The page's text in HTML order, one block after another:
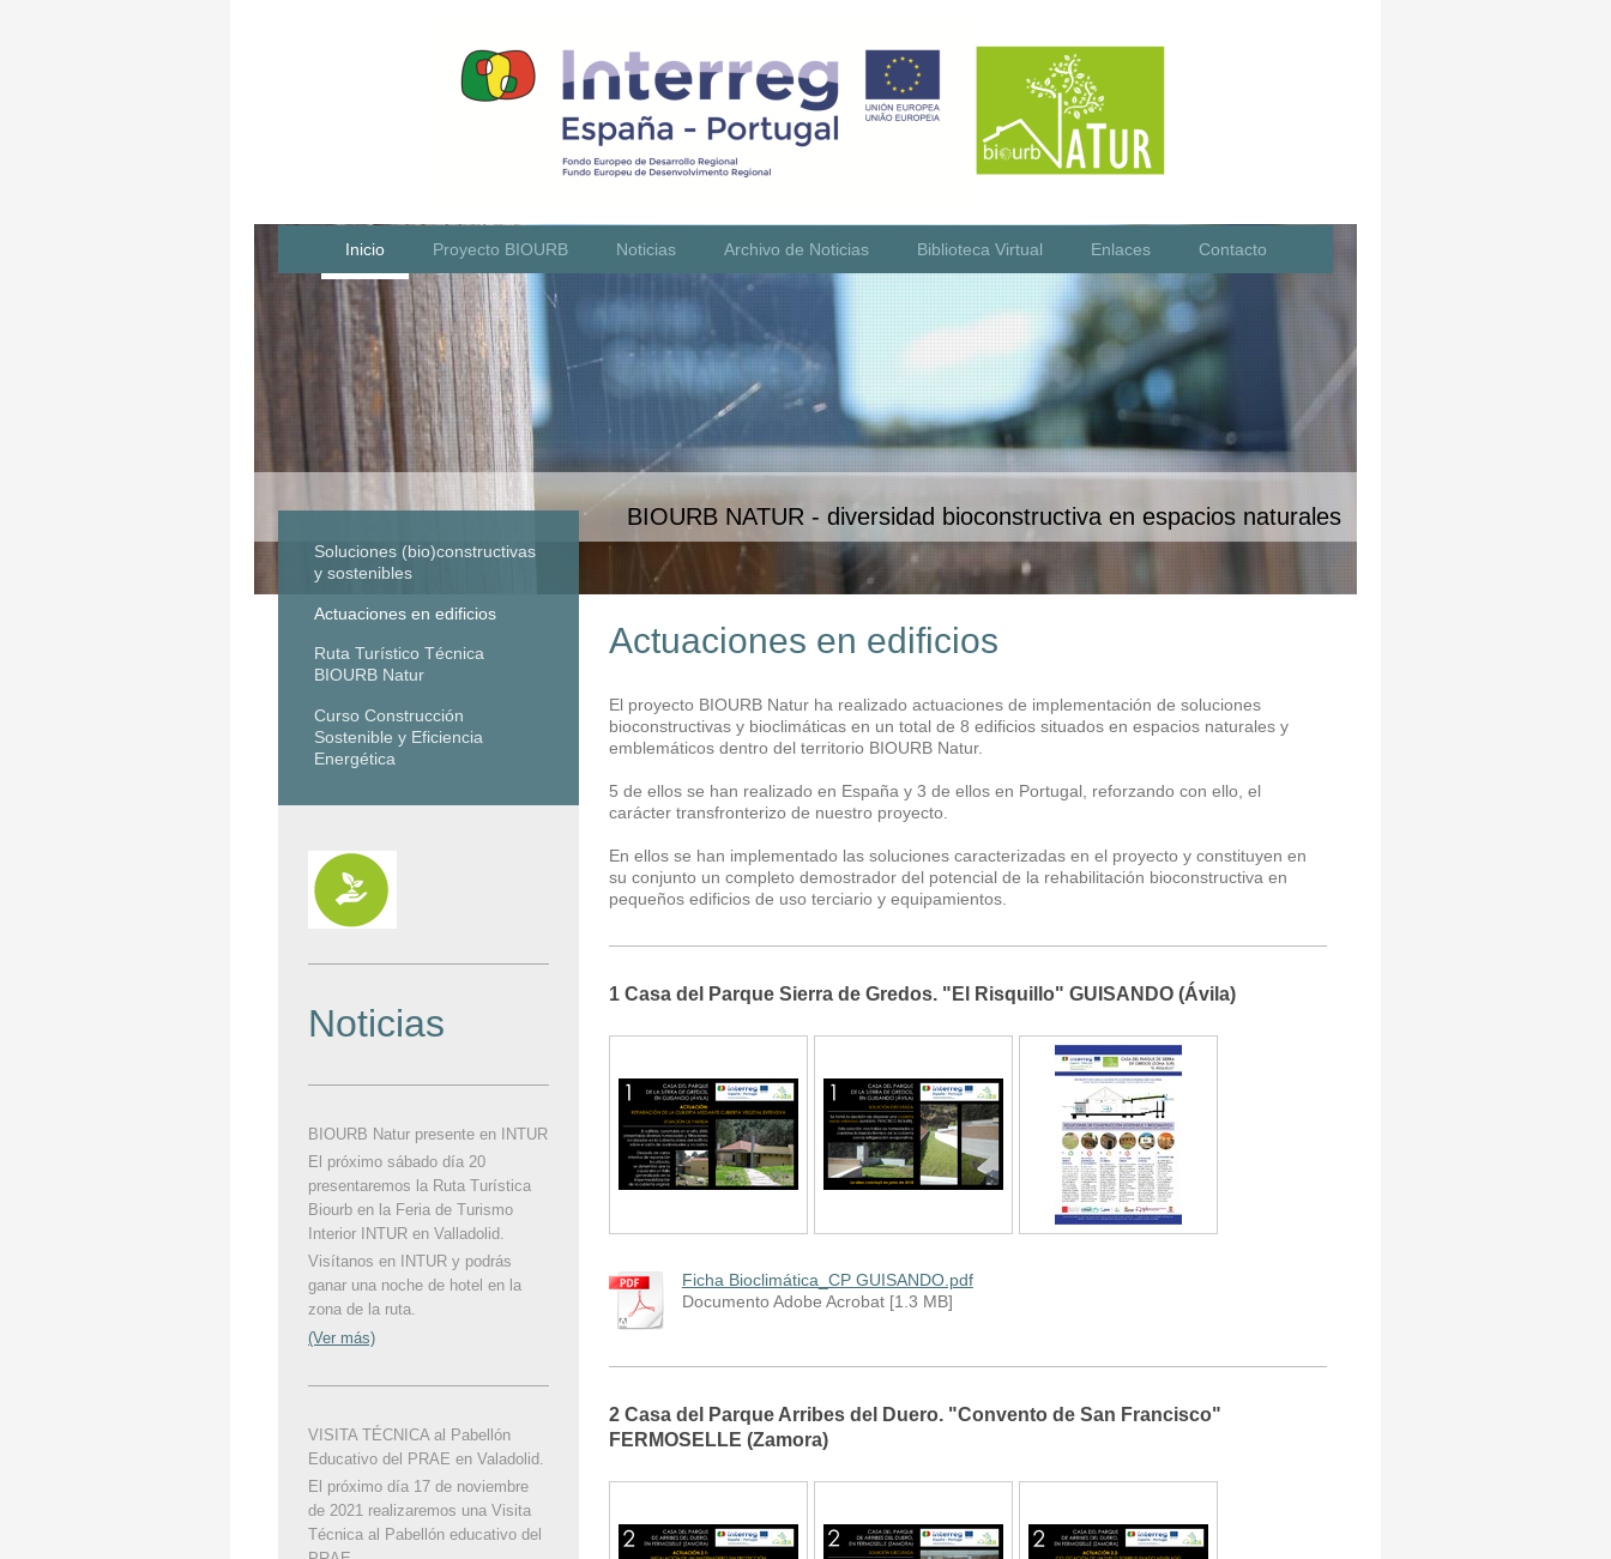
Inicio Proyecto BIOURB Noticias Archivo de Noticias Biblioteca Virtual Enlaces Contacto
BIOURB NATUR - diversidad bioconstructiva en espacios naturales
Actuaciones en edificios
El proyecto BIOURB Natur ha realizado actuaciones de implementación de soluciones
bioconstructivas y bioclimáticas en un total de 8 edificios situados en espacios naturales y
emblemáticos dentro del territorio BIOURB Natur.
5 de ellos se han realizado en España y 3 de ellos en Portugal, reforzando con ello, el
carácter transfronterizo de nuestro proyecto.
En ellos se han implementado las soluciones caracterizadas en el proyecto y constituyen en
su conjunto un completo demostrador del potencial de la rehabilitación bioconstructiva en
pequeños edificios de uso terciario y equipamientos.
1 Casa del Parque Sierra de Gredos. "El Risquillo" GUISANDO (Ávila)
Ficha Bioclimática_CP GUISANDO.pdf
Documento Adobe Acrobat [1.3 MB]
2 Casa del Parque Arribes del Duero. "Convento de San Francisco"
FERMOSELLE (Zamora)
Soluciones (bio)constructivas
y sostenibles
Actuaciones en edificios
Ruta Turístico Técnica
BIOURB Natur
Curso Construcción
Sostenible y Eficiencia
Energética
Noticias
BIOURB Natur presente en INTUR
El próximo sábado día 20
presentaremos la Ruta Turística
Biourb en la Feria de Turismo
Interior INTUR en Valladolid.
Visítanos en INTUR y podrás
ganar una noche de hotel en la
zona de la ruta.
(Ver más)
VISITA TÉCNICA al Pabellón
Educativo del PRAE en Valadolid.
El próximo día 17 de noviembre
de 2021 realizaremos una Visita
Técnica al Pabellón educativo del